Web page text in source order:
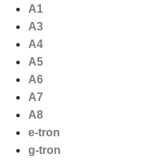
naar
inhoud
A1
A3
A4
A5
A6
A7
A8
e-tron
g-tron